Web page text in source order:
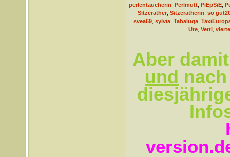
perlentaucherin Perlmutt PiEpSiE
Sitzerather, Sitzeratherin so
svea69 sylvia Tabaluga
Ute, Vetti,
Aber
und